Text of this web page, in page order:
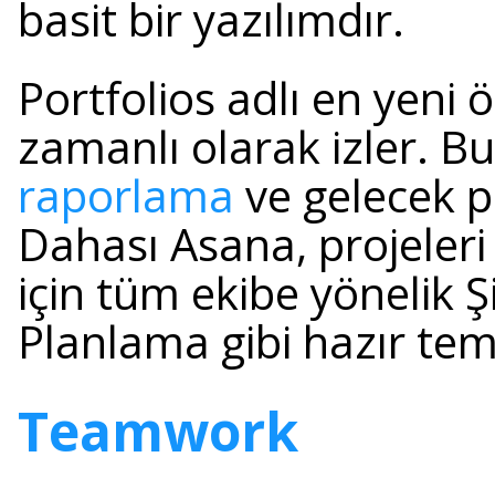
basit bir yazılımdır.
Portfolios adlı en yeni
zamanlı olarak izler.
raporlama ve gelecek
Dahası Asana,
için tüm ekibe yönelik
Planlama gibi hazır
Teamwork